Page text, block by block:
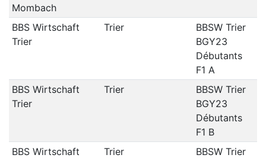
Mombach
BBS Wirtschaft
Trier
Trier
BBSW Trier
BGY23
Débutants
F1 A
BBS Wirtschaft
Trier
Trier
BBSW Trier
BGY23
Débutants
F1 B
BBS Wirtschaft
Trier
BBSW Trier